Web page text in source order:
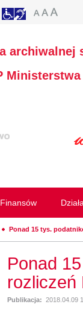
archiwalnej
Ponad 15 tys.
Ponad
rozliczeń
Publikacja: 2018.04.09